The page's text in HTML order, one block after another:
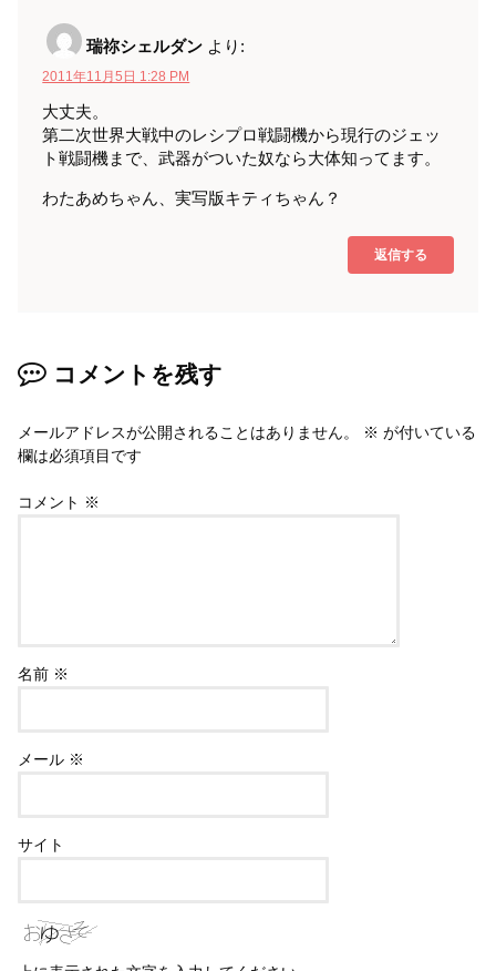
瑞祢シェルダン より:
2011年11月5日 1:28 PM
大丈夫。
第二次世界大戦中のレシプロ戦闘機から現行のジェッ
ト戦闘機まで、武器がついた奴なら大体知ってます。
わたあめちゃん、実写版キティちゃん？
返信する
コメントを残す
メールアドレスが公開されることはありません。 ※ が付いている
欄は必須項目です
コメント ※
名前 ※
メール ※
サイト